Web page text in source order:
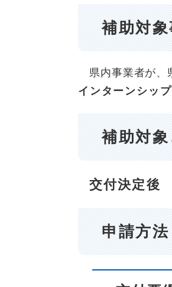
補助対
県内事業者が、
インターンシップ
補助対
交付決定後
申請方法